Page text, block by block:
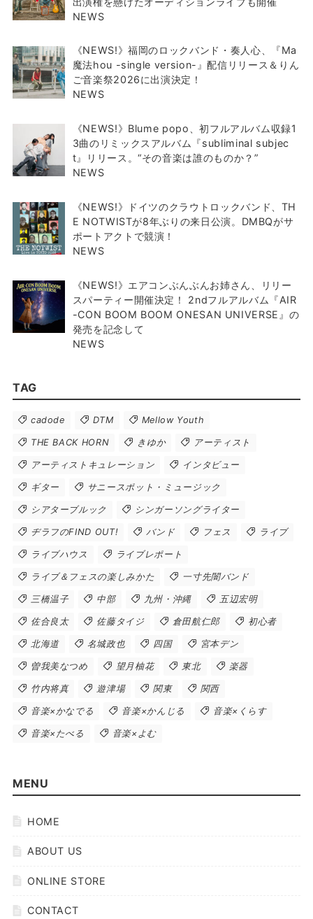
NEWS
《NEWS!》福岡のロックバンド・奏人心、『Ma
魔法hou -single version-』配信リリース＆りん
ご音楽祭2026に出演決定！
NEWS
《NEWS!》Blume popo、初フルアルバム収録1
3曲のリミックスアルバム『subliminal subjec
t』リリース。“その音楽は誰のものか？”
NEWS
《NEWS!》ドイツのクラウトロックバンド、TH
E NOTWISTが8年ぶりの来日公演。DMBQがサ
ポートアクトで競演！
NEWS
《NEWS!》エアコンぶんぶんお姉さん、リリー
スパーティー開催決定！ 2ndフルアルバム『AIR
-CON BOOM BOOM ONESAN UNIVERSE』の
発売を記念して
NEWS
TAG
cadode DTM Mellow Youth
THE BACK HORN きゆか アーティスト
アーティストキュレーション インタビュー
ギター サニースポット・ミュージック
シアターブルック シンガーソングライター
ヂラフのFIND OUT! バンド フェス ライブ
ライブハウス ライブレポート
ライブ＆フェスの楽しみかた 一寸先闇バンド
三橋温子 中部 九州・沖縄 五辺宏明
佐合良太 佐藤タイジ 倉田航仁郎 初心者
北海道 名城政也 四国 宮本デン
曽我美なつめ 望月柚花 東北 楽器
竹内将真 遊津場 関東 関西
音楽×かなでる 音楽×かんじる 音楽×くらす
音楽×たべる 音楽×よむ
MENU
HOME
ABOUT US
ONLINE STORE
CONTACT